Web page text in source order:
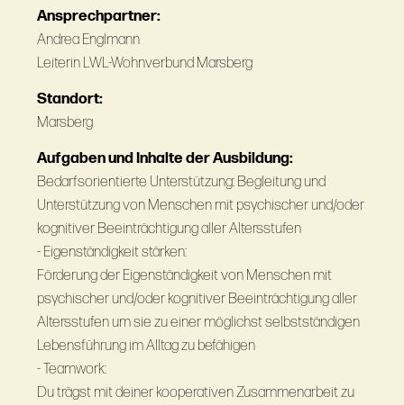
Ansprechpartner:
Andrea Englmann
Leiterin LWL-Wohnverbund Marsberg
Standort:
Marsberg
Aufgaben und Inhalte der Ausbildung:
Bedarfsorientierte Unterstützung: Begleitung und
Unterstützung von Menschen mit psychischer und/oder
kognitiver Beeinträchtigung aller Altersstufen
- Eigenständigkeit stärken:
Förderung der Eigenständigkeit von Menschen mit
psychischer und/oder kognitiver Beeinträchtigung aller
Altersstufen um sie zu einer möglichst selbstständigen
Lebensführung im Alltag zu befähigen
- Teamwork:
Du trägst mit deiner kooperativen Zusammenarbeit zu